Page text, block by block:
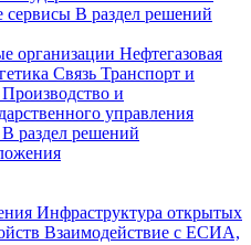
сервисы В раздел решений
организации Нефтегазовая
Связь Транспорт и
Производство и
управления
В раздел решений
Инфраструктура открытых
Взаимодействие с ЕСИА,